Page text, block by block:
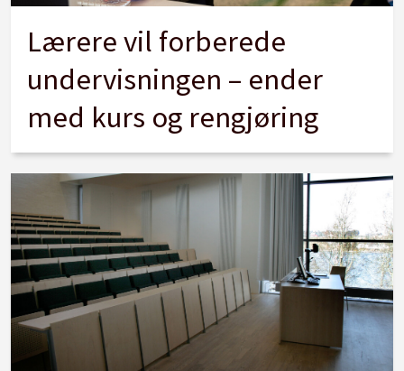
Lærere vil forberede
undervisningen – ender
med kurs og rengjøring